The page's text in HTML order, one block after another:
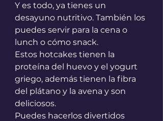
Y es todo, ya tienes un
desayuno nutritivo. También los
puedes servir para la cena o
lunch o cómo snack.
Estos hotcakes tienen la
proteína del huevo y el yogurt
griego, además tienen la fibra
del plátano y la avena y son
deliciosos.
Puedes hacerlos divertidos